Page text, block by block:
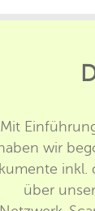
wir
inkl.
über